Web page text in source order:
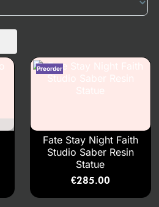
Fate Stay Night Faith
Studio Saber Resin
Statue
€285.00